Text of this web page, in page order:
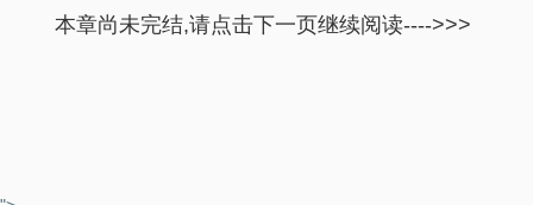
本章尚未完结,请点击下一页继续阅读---->>>